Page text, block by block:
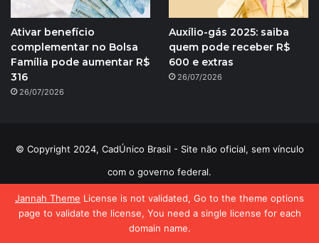
Jannah Theme License is not validated, Go to the theme options
page to validate the license, You need a single license for each
domain name.
Ativar benefício
complementar no Bolsa
Família pode aumentar R$
316
26/07/2026
Auxílio-gás 2025: saiba
quem pode receber R$
600 e extras
26/07/2026
© Copyright 2024, CadÚnico Brasil - Site não oficial, sem vínculo
com o governo federal.
Sobre o CadÚnico Brasil
Equipe
Contato
Política de Privacidade